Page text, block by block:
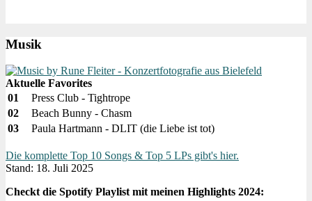
Musik
Aktuelle Favorites
01
Press Club - Tightrope
02
Beach Bunny - Chasm
03
Paula Hartmann - DLIT (die Liebe ist tot)
Die komplette Top 10 Songs & Top 5 LPs gibt's hier.
Stand: 18. Juli 2025
Checkt die Spotify Playlist mit meinen Highlights 2024: